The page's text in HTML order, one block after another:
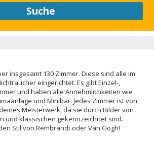
ist kein Auto erforderlich. Für die
Fahrzeughöhe. Kontaktloser
Check-out sind verfügbar. In dieser
jeglicher sexuellen Orientierung und
willkommen (LGBTQ+-freundlich).
Assistenztiere sind von
ausgenommen. Nur Hunde sind
gestattet. Die Unterkunft verlangt beim
Gewerblicher
Kontaktloser Check-out ist verfügbar.
Keine Kinderbetten verfügbar. Beim
Kontaktloser Check-in
Arbeitskräfte - NEIN. Die
COVID-19-Tests vor Ort an.
Suche
insgesamt 130 Zimmer. Diese sind alle im
eingerichtet. Es gibt Einzel-,
und haben alle Annehmlichkeiten wie
und Minibar. Jedes Zimmer ist von
Meisterwerk, da sie durch Bilder von
und klassischen gekennzeichnet sind.
Stil von Rembrandt oder Van Gogh!